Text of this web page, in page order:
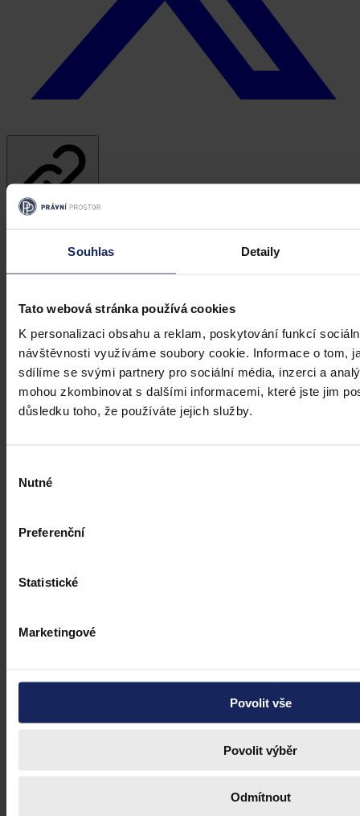
Souhlas Detaily
Tato webová stránka používá cookies
K personalizaci obsahu a reklam, poskytování funkcí
návštěvnosti využíváme soubory cookie. Informace o tom,
sdílíme se svými partnery pro sociální média, inzerci a
mohou zkombinovat s dalšími informacemi, které jste jim
důsledku toho, že používáte jejich služby.
souhlasu
Nutné
Preferenční
Statistické
Marketingové
Povolit vše
Povolit výběr
Odmítnout